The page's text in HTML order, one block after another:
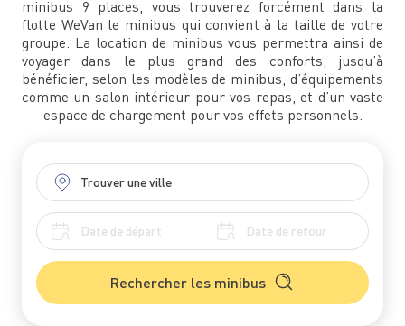
minibus 9 places, vous trouverez forcément dans la
flotte WeVan le minibus qui convient à la taille de votre
groupe. La location de minibus vous permettra ainsi de
voyager dans le plus grand des conforts, jusqu’à
bénéficier, selon les modèles de minibus, d’équipements
comme un salon intérieur pour vos repas, et d’un vaste
espace de chargement pour vos effets personnels.
Rechercher les minibus